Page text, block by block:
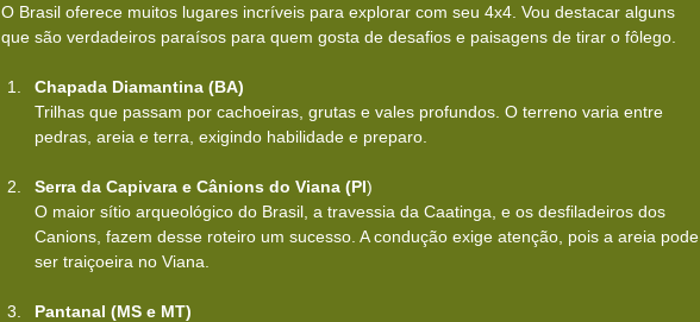
O Brasil oferece muitos lugares incríveis para explorar com seu 4x4. Vou destacar alguns
que são verdadeiros paraísos para quem gosta de desafios e paisagens de tirar o fôlego.
Chapada Diamantina (BA)
Trilhas que passam por cachoeiras, grutas e vales profundos. O terreno varia entre
pedras, areia e terra, exigindo habilidade e preparo.
Serra da Capivara e Cânions do Viana (PI)
O maior sítio arqueológico do Brasil, a travessia da Caatinga, e os desfiladeiros dos
Canions, fazem desse roteiro um sucesso. A condução exige atenção, pois a areia pode
ser traiçoeira no Viana.
Pantanal (MS e MT)